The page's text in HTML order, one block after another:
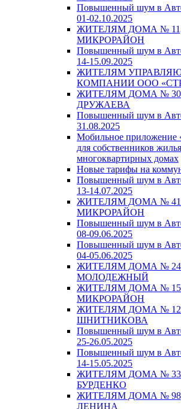
Повышенный шум в
01-02.10.2025
ЖИТЕЛЯМ ДОМА № 11,
МИКРОРАЙОН
Повышенный шум в
14-15.09.2025
ЖИТЕЛЯМ
КОМПАНИИ ООО
ЖИТЕЛЯМ ДОМА № 30
ДРУЖАЕВА
Повышенный шум в
31.08.2025
Мобильное приложение
для собственников
многоквартирных домах
Новые тарифы на
Повышенный шум в
13-14.07.2025
ЖИТЕЛЯМ ДОМА № 41
МИКРОРАЙОН
Повышенный шум в
08-09.06.2025
Повышенный шум в
04-05.06.2025
ЖИТЕЛЯМ ДОМА №
МОЛОДЕЖНЫЙ
ЖИТЕЛЯМ ДОМА № 15
МИКРОРАЙОН
ЖИТЕЛЯМ ДОМА № 12
ШНИТНИКОВА
Повышенный шум в
25-26.05.2025
Повышенный шум в
14-15.05.2025
ЖИТЕЛЯМ ДОМА №
БУРДЕНКО
ЖИТЕЛЯМ ДОМА №
ЛЕНИНА